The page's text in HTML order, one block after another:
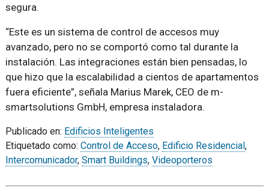
segura.
“Este es un sistema de control de accesos muy
avanzado, pero no se comportó como tal durante la
instalación. Las integraciones están bien pensadas, lo
que hizo que la escalabilidad a cientos de apartamentos
fuera eficiente”, señala Marius Marek, CEO de m-
smartsolutions GmbH, empresa instaladora.
Publicado en: Edificios Inteligentes
Etiquetado como: Control de Acceso, Edificio Residencial,
Intercomunicador, Smart Buildings, Videoporteros